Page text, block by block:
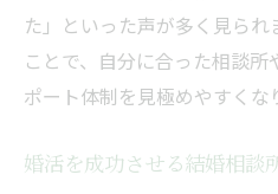
プライバシー重視
カウンセラーとの
婚活で不安を感じ
結婚相談所で安心
た」といった声が多く見ら
ことで、自分に合った相談
ポート体制を見極めやすくな
婚活を成功させる結婚相談